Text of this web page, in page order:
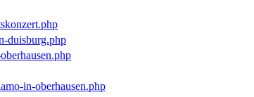
duisburg.php
in-oberhausen.php